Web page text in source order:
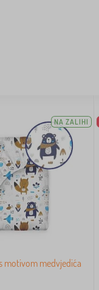
NA ZALIHI
motivom medvjedića